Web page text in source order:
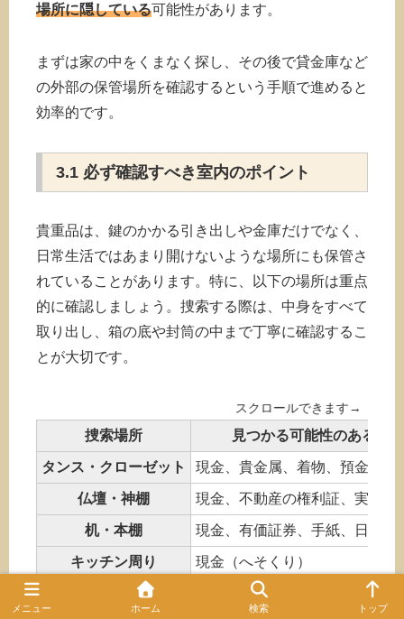
場所に隠している可能性があります。
まずは家の中をくまなく探し、その後で貸金庫など
の外部の保管場所を確認するという手順で進めると
効率的です。
3.1 必ず確認すべき室内のポイント
貴重品は、鍵のかかる引き出しや金庫だけでなく、
日常生活ではあまり開けないような場所にも保管さ
れていることがあります。特に、以下の場所は重点
的に確認しましょう。捜索する際は、中身をすべて
取り出し、箱の底や封筒の中まで丁寧に確認するこ
とが大切です。
捜索場所 見つかる可能性のある貴
タンス・クローゼット 現金、貴金属、着物、預金通帳
仏壇・神棚 現金、不動産の権利証、実印、
机・本棚 現金、有価証券、手紙、日記、
キッチン周り 現金（へそくり）
現金、預金通帳、日記
メニュー ホーム 検索 トップ